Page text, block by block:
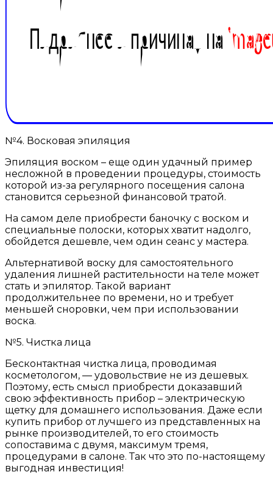
№4. Восковая эпиляция
Эпиляция воском – еще один удачный пример
несложной в проведении процедуры, стоимость
которой из-за регулярного посещения салона
становится серьезной финансовой тратой.
На самом деле приобрести баночку с воском и
специальные полоски, которых хватит надолго,
обойдется дешевле, чем один сеанс у мастера.
Альтернативой воску для самостоятельного
удаления лишней растительности на теле может
стать и эпилятор. Такой вариант
продолжительнее по времени, но и требует
меньшей сноровки, чем при использовании
воска.
№5. Чистка лица
Бесконтактная чистка лица, проводимая
косметологом, — удовольствие не из дешевых.
Поэтому, есть смысл приобрести доказавший
свою эффективность прибор – электрическую
щетку для домашнего использования. Даже если
купить прибор от лучшего из представленных на
рынке производителей, то его стоимость
сопоставима с двумя, максимум тремя,
процедурами в салоне. Так что это по-настоящему
выгодная инвестиция!